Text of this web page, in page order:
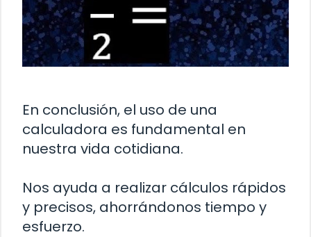
En conclusión, el uso de una
calculadora es fundamental en
nuestra vida cotidiana.
Nos ayuda a realizar cálculos rápidos
y precisos, ahorrándonos tiempo y
esfuerzo.